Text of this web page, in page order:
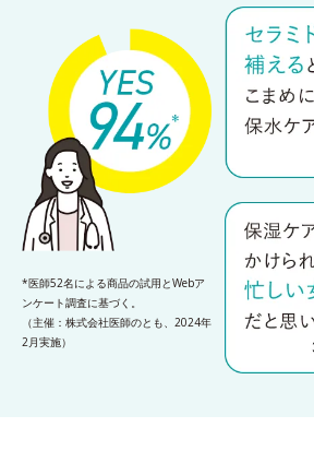
*医師52名による商品の試用とWebア
ンケート調査に基づく。
（主催：株式会社医師のとも、2024年
2月実施）